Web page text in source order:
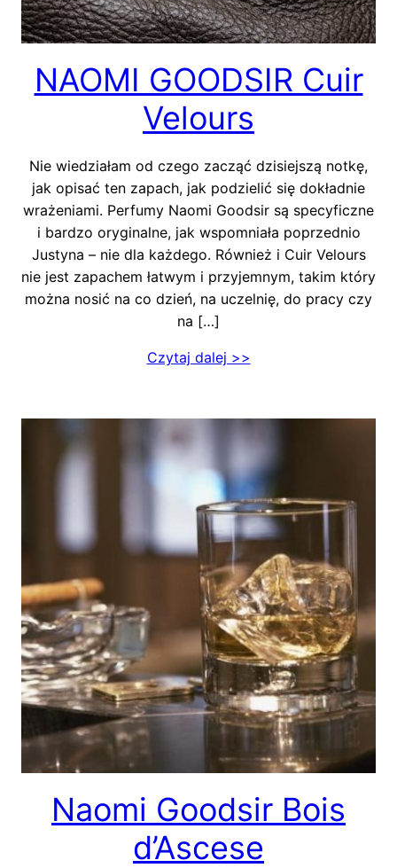
NAOMI GOODSIR Cuir
Velours
Nie wiedziałam od czego zacząć dzisiejszą notkę,
jak opisać ten zapach, jak podzielić się dokładnie
wrażeniami. Perfumy Naomi Goodsir są specyficzne
i bardzo oryginalne, jak wspomniała poprzednio
Justyna – nie dla każdego. Również i Cuir Velours
nie jest zapachem łatwym i przyjemnym, takim który
można nosić na co dzień, na uczelnię, do pracy czy
na […]
Czytaj dalej >>
Naomi Goodsir Bois
d’Ascese